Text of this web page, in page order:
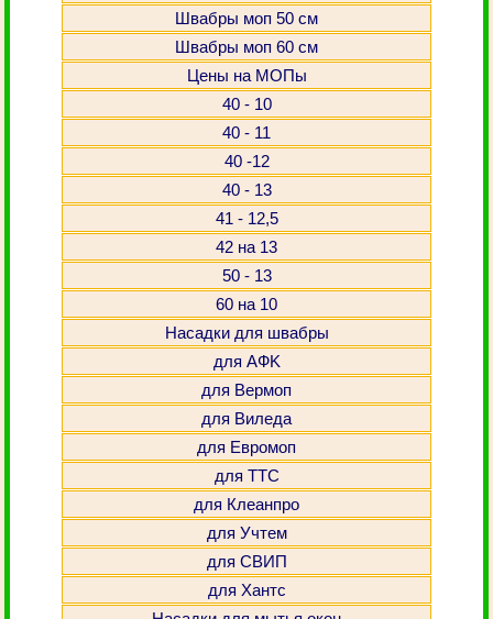
Швабры моп 50 см
Швабры моп 60 см
Цены на МОПы
40 - 10
40 - 11
40 -12
40 - 13
41 - 12,5
42 на 13
50 - 13
60 на 10
Насадки для швабры
для АФK
для Вермоп
для Виледа
для Евромоп
для ТТС
для Клеанпро
для Учтем
для СВИП
для Хантс